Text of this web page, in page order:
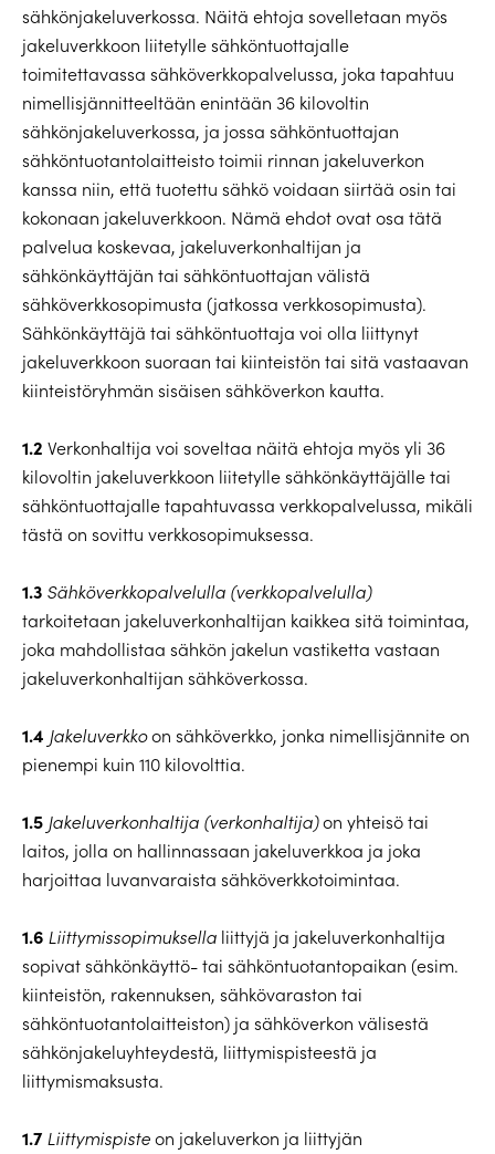
sähkönjakeluverkossa. Näitä ehtoja sovelletaan myös
jakeluverkkoon liitetylle sähköntuottajalle
toimitettavassa sähköverkkopalvelussa, joka tapahtuu
nimellisjännitteeltään enintään 36 kilovoltin
sähkönjakeluverkossa, ja jossa sähköntuottajan
sähköntuotantolaitteisto toimii rinnan jakeluverkon
kanssa niin, että tuotettu sähkö voidaan siirtää osin tai
kokonaan jakeluverkkoon. Nämä ehdot ovat osa tätä
palvelua koskevaa, jakeluverkonhaltijan ja
sähkönkäyttäjän tai sähköntuottajan välistä
sähköverkkosopimusta (jatkossa verkkosopimusta).
Sähkönkäyttäjä tai sähköntuottaja voi olla liittynyt
jakeluverkkoon suoraan tai kiinteistön tai sitä vastaavan
kiinteistöryhmän sisäisen sähköverkon kautta.
1.2 Verkonhaltija voi soveltaa näitä ehtoja myös yli 36
kilovoltin jakeluverkkoon liitetylle sähkönkäyttäjälle tai
sähköntuottajalle tapahtuvassa verkkopalvelussa, mikäli
tästä on sovittu verkkosopimuksessa.
1.3 Sähköverkkopalvelulla (verkkopalvelulla)
tarkoitetaan jakeluverkonhaltijan kaikkea sitä toimintaa,
joka mahdollistaa sähkön jakelun vastiketta vastaan
jakeluverkonhaltijan sähköverkossa.
1.4 Jakeluverkkoon sähköverkko, jonka nimellisjännite on
pienempi kuin 110 kilovolttia.
1.5 Jakeluverkonhaltija (verkonhaltija)on yhteisö tai
laitos, jolla on hallinnassaan jakeluverkkoa ja joka
harjoittaa luvanvaraista sähköverkkotoimintaa.
1.6 Liittymissopimuksella liittyjä ja jakeluverkonhaltija
sopivat sähkönkäyttö- tai sähköntuotantopaikan (esim.
kiinteistön, rakennuksen, sähkövaraston tai
sähköntuotantolaitteiston) ja sähköverkon välisestä
sähkönjakeluyhteydestä, liittymispisteestä ja
liittymismaksusta.
1.7 Liittymispisteon jakeluverkon ja liittyjän